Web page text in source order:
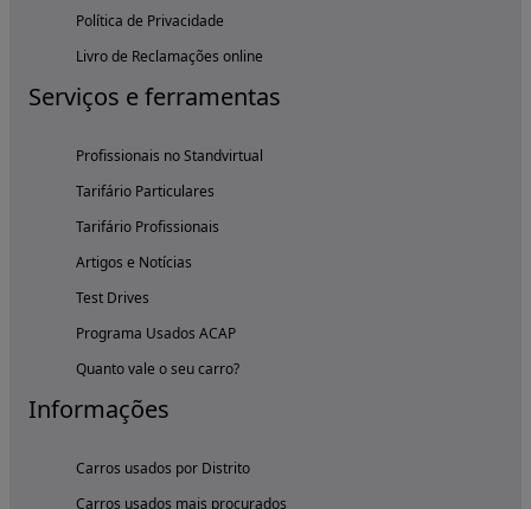
Política de Privacidade
Livro de Reclamações online
Serviços e ferramentas
Profissionais no Standvirtual
Tarifário Particulares
Tarifário Profissionais
Artigos e Notícias
Test Drives
Programa Usados ACAP
Quanto vale o seu carro?
Informações
Carros usados por Distrito
Carros usados mais procurados